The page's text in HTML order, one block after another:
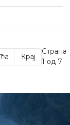
Крај
Страна
1 од 7